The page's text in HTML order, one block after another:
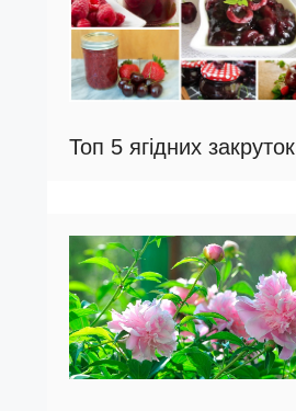
Топ 5 ягідних закруток